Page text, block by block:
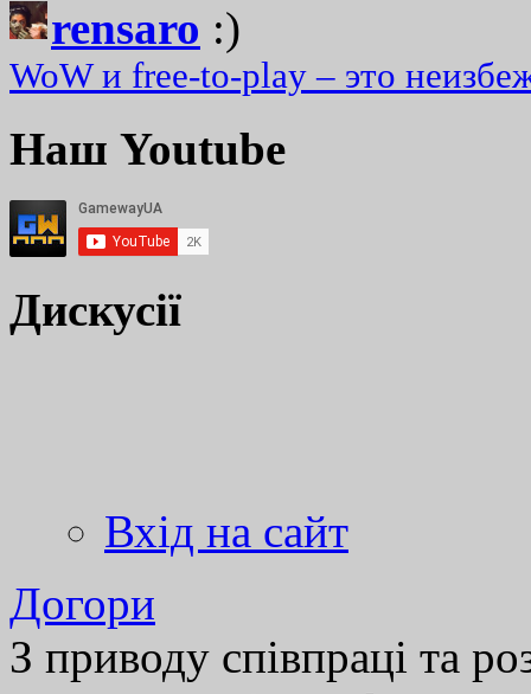
rensaro :)
WoW и free-to-play – это
Наш Youtube
Дискусії
Вхід на сайт
Догори
З приводу співпраці та